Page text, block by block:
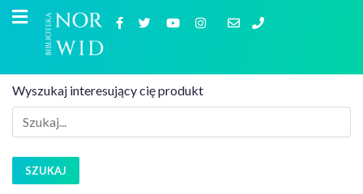
Wyszukaj interesujący cię produkt
SZUKAJ